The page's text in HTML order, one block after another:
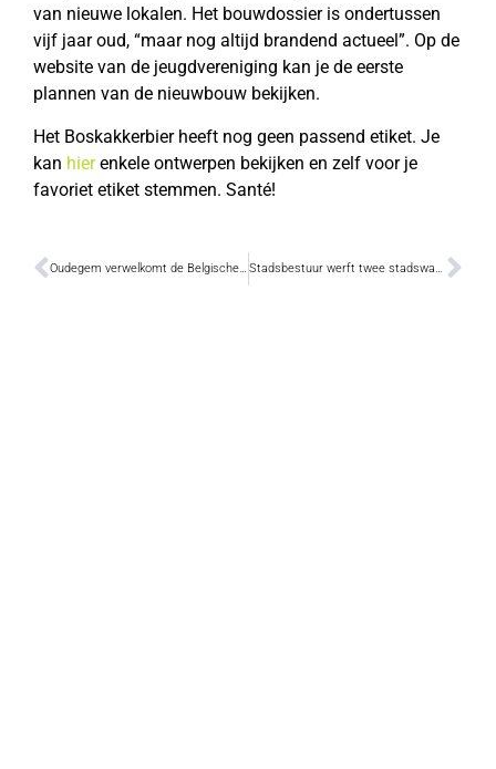
van nieuwe lokalen. Het bouwdossier is ondertussen
vijf jaar oud, “maar nog altijd brandend actueel”. Op de
website van de jeugdvereniging kan je de eerste
plannen van de nieuwbouw bekijken.
Het Boskakkerbier heeft nog geen passend etiket. Je
kan hierenkele ontwerpen bekijken en zelf voor je
favoriet etiket stemmen. Santé!
Oudegem verwelkomt de Belgische badmintontop Stadsbestuur werft twee stadswachten aan